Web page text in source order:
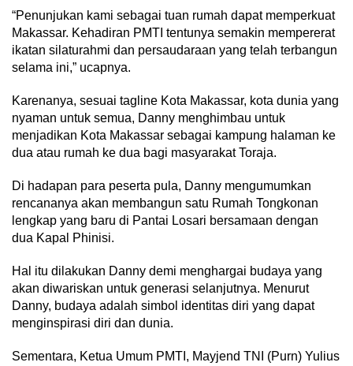
“Penunjukan kami sebagai tuan rumah dapat memperkuat
Makassar. Kehadiran PMTI tentunya semakin mempererat
ikatan silaturahmi dan persaudaraan yang telah terbangun
selama ini,” ucapnya.
Karenanya, sesuai tagline Kota Makassar, kota dunia yang
nyaman untuk semua, Danny menghimbau untuk
menjadikan Kota Makassar sebagai kampung halaman ke
dua atau rumah ke dua bagi masyarakat Toraja.
Di hadapan para peserta pula, Danny mengumumkan
rencananya akan membangun satu Rumah Tongkonan
lengkap yang baru di Pantai Losari bersamaan dengan
dua Kapal Phinisi.
Hal itu dilakukan Danny demi menghargai budaya yang
akan diwariskan untuk generasi selanjutnya. Menurut
Danny, budaya adalah simbol identitas diri yang dapat
menginspirasi diri dan dunia.
Sementara, Ketua Umum PMTI, Mayjend TNI (Purn) Yulius